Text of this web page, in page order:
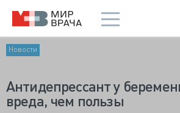
Новости
Антидепрессант у
вреда, чем пользы